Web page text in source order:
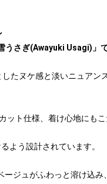
うさぎ(Awayuki Usagi)」で
たヌケ感と淡いニュアン
ット仕様、着け心地にも
よう設計されています。
ジュがふわっと溶け込み